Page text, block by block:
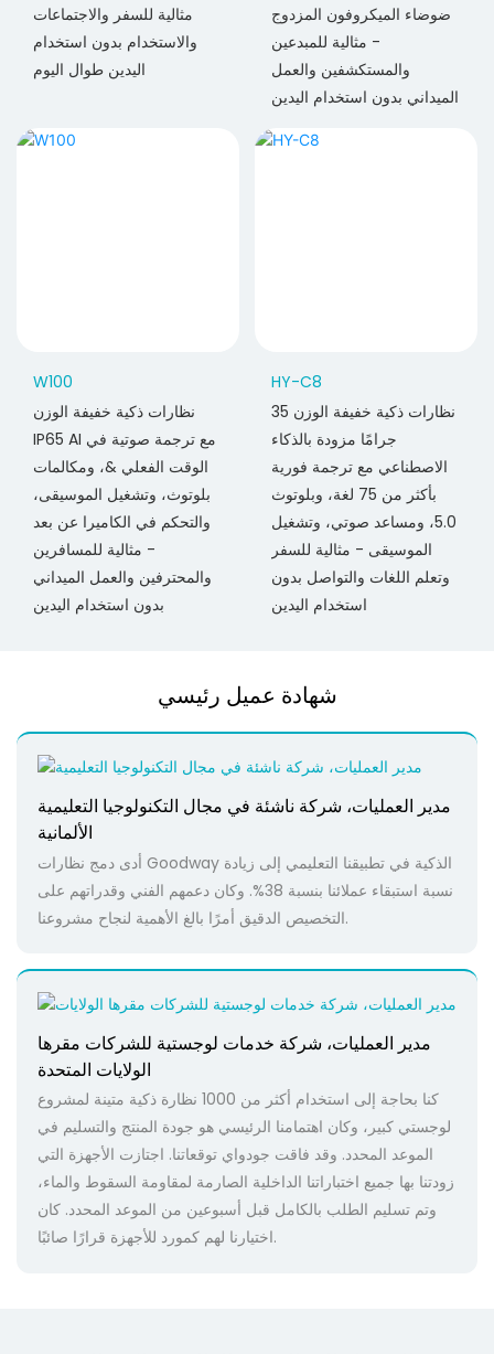
مثالية للسفر والاجتماعات
والاستخدام بدون استخدام
اليدين طوال اليوم
ضوضاء الميكروفون المزدوج
- مثالية للمبدعين
والمستكشفين والعمل
الميداني بدون استخدام اليدين
W100
نظارات ذكية خفيفة الوزن
IP65 AI مع ترجمة صوتية في
الوقت الفعلي &، ومكالمات
بلوتوث، وتشغيل الموسيقى،
والتحكم في الكاميرا عن بعد
- مثالية للمسافرين
والمحترفين والعمل الميداني
بدون استخدام اليدين
HY-C8
نظارات ذكية خفيفة الوزن 35
جرامًا مزودة بالذكاء
الاصطناعي مع ترجمة فورية
بأكثر من 75 لغة، وبلوتوث
5.0، ومساعد صوتي، وتشغيل
الموسيقى - مثالية للسفر
وتعلم اللغات والتواصل بدون
استخدام اليدين
شهادة عميل رئيسي
مدير العمليات، شركة ناشئة في مجال التكنولوجيا التعليمية
الألمانية
أدى دمج نظارات Goodway الذكية في تطبيقنا التعليمي إلى زيادة
نسبة استبقاء عملائنا بنسبة 38%. وكان دعمهم الفني وقدراتهم على
التخصيص الدقيق أمرًا بالغ الأهمية لنجاح مشروعنا.
مدير العمليات، شركة خدمات لوجستية للشركات مقرها
الولايات المتحدة
كنا بحاجة إلى استخدام أكثر من 1000 نظارة ذكية متينة لمشروع
لوجستي كبير، وكان اهتمامنا الرئيسي هو جودة المنتج والتسليم في
الموعد المحدد. وقد فاقت جودواي توقعاتنا. اجتازت الأجهزة التي
زودتنا بها جميع اختباراتنا الداخلية الصارمة لمقاومة السقوط والماء،
وتم تسليم الطلب بالكامل قبل أسبوعين من الموعد المحدد. كان
اختيارنا لهم كمورد للأجهزة قرارًا صائبًا.